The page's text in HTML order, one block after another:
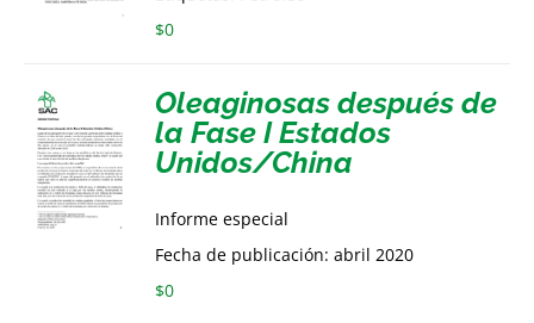
$0
Oleaginosas después de
la Fase I Estados
Unidos/China
Informe especial
Fecha de publicación: abril 2020
$0